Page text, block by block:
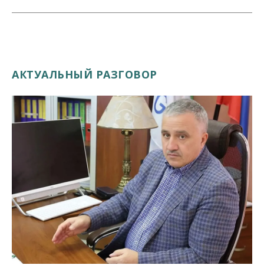
АКТУАЛЬНЫЙ РАЗГОВОР